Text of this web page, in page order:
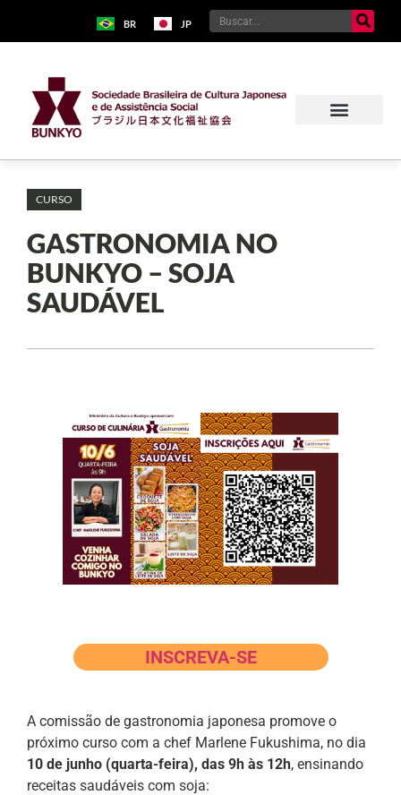
BR JP
CURSO
GASTRONOMIA NO
BUNKYO – SOJA
SAUDÁVEL
INSCREVA-SE
A comissão de gastronomia japonesa promove o
próximo curso com a chef Marlene Fukushima, no dia
10 de junho (quarta-feira), das 9h às 12h, ensinando
receitas saudáveis com soja: